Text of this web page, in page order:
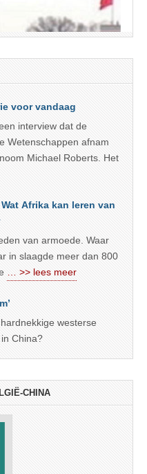
voor vandaag
interview dat de
Wetenschappen afnam
Michael Roberts. Het
Afrika kan leren van
van armoede. Waar
in slaagde meer dan 800
… >> lees meer
westerse
China?
CHINA